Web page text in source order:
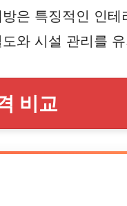
은 특징적인 인
와 시설 관리를
비교